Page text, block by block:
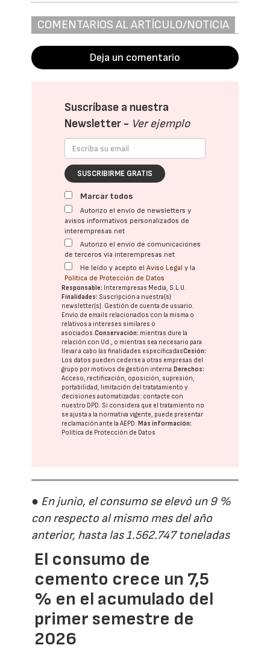
COMENTARIOS AL ARTÍCULO/NOTICIA
Deja un comentario
Suscríbase a nuestra
Newsletter - Ver ejemplo
SUSCRIBIRME GRATIS
Marcar todos
Autorizo el envío de newsletters y
avisos informativos personalizados de
interempresas.net
Autorizo el envío de comunicaciones
de terceros vía interempresas.net
He leído y acepto elAviso Legal y la
Política de Protección de Datos
Responsable: Interempresas Media, S.L.U.
Finalidades: Suscripción a nuestra(s)
newsletter(s). Gestión de cuenta de usuario.
Envío de emails relacionados con la misma o
relativos a intereses similares o
asociados.Conservación: mientras dure la
relación con Ud., o mientras sea necesario para
llevar a cabo las finalidades especificadasCesión:
Los datos pueden cederse a otras empresas del
grupo por motivos de gestión interna. Derechos:
Acceso, rectificación, oposición, supresión,
portabilidad, limitación del tratatamiento y
decisiones automatizadas: contacte con
nuestro DPD. Si considera que el tratamiento no
se ajusta a la normativa vigente, puede presentar
reclamación ante laAEPD. Más información:
Política de Protección de Datos
● En junio, el consumo se elevó un 9 %
con respecto al mismo mes del año
anterior, hasta las 1.562.747 toneladas
El consumo de
cemento crece un 7,5
% en el acumulado del
primer semestre de
2026